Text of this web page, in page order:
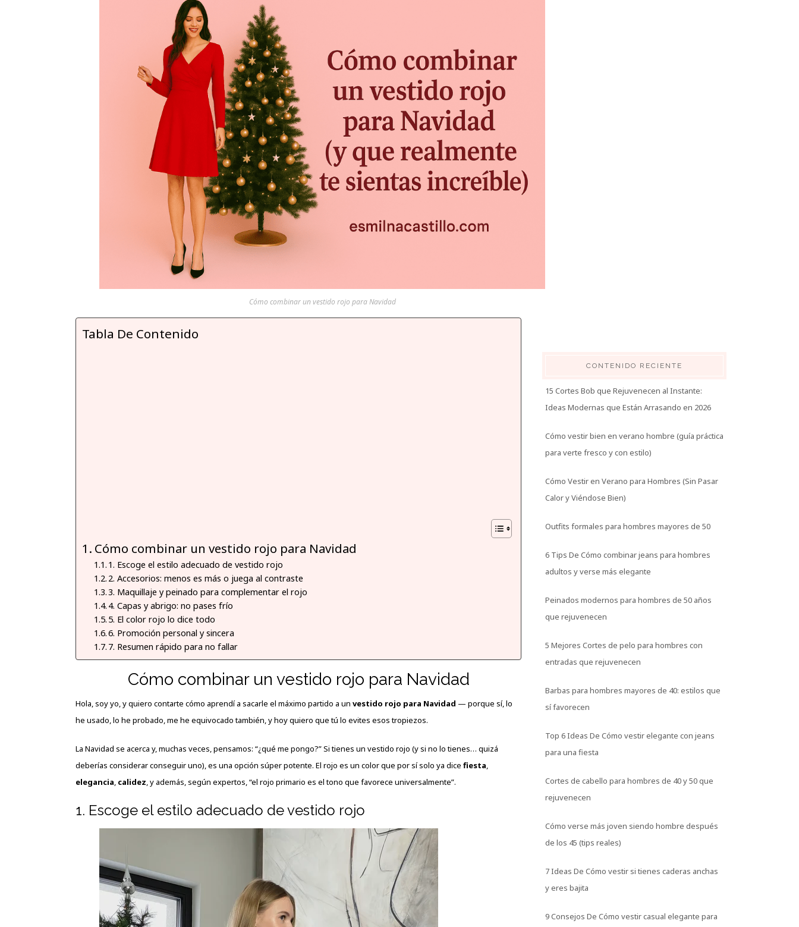
Cómo combinar un vestido rojo para Navidad
Tabla De Contenido
Cómo combinar un vestido rojo para Navidad
1. Escoge el estilo adecuado de vestido rojo
2. Accesorios: menos es más o juega al contraste
3. Maquillaje y peinado para complementar el rojo
4. Capas y abrigo: no pases frío
5. El color rojo lo dice todo
6. Promoción personal y sincera
7. Resumen rápido para no fallar
Cómo combinar un vestido rojo para Navidad
Hola, soy yo, y quiero contarte cómo aprendí a sacarle el máximo partido a un vestido rojo para Navidad — porque sí, lo
he usado, lo he probado, me he equivocado también, y hoy quiero que tú lo evites esos tropiezos.
La Navidad se acerca y, muchas veces, pensamos: “¿qué me pongo?” Si tienes un vestido rojo (y si no lo tienes… quizá
deberías considerar conseguir uno), es una opción súper potente. El rojo es un color que por sí solo ya dice fiesta,
elegancia, calidez, y además, según expertos, “el rojo primario es el tono que favorece universalmente”.
1. Escoge el estilo adecuado de vestido rojo
CONTENIDO RECIENTE
15 Cortes Bob que Rejuvenecen al Instante:
Ideas Modernas que Están Arrasando en 2026
Cómo vestir bien en verano hombre (guía práctica
para verte fresco y con estilo)
Cómo Vestir en Verano para Hombres (Sin Pasar
Calor y Viéndose Bien)
Outfits formales para hombres mayores de 50
6 Tips De Cómo combinar jeans para hombres
adultos y verse más elegante
Peinados modernos para hombres de 50 años
que rejuvenecen
5 Mejores Cortes de pelo para hombres con
entradas que rejuvenecen
Barbas para hombres mayores de 40: estilos que
sí favorecen
Top 6 Ideas De Cómo vestir elegante con jeans
para una fiesta
Cortes de cabello para hombres de 40 y 50 que
rejuvenecen
Cómo verse más joven siendo hombre después
de los 45 (tips reales)
7 Ideas De Cómo vestir si tienes caderas anchas
y eres bajita
9 Consejos De Cómo vestir casual elegante para